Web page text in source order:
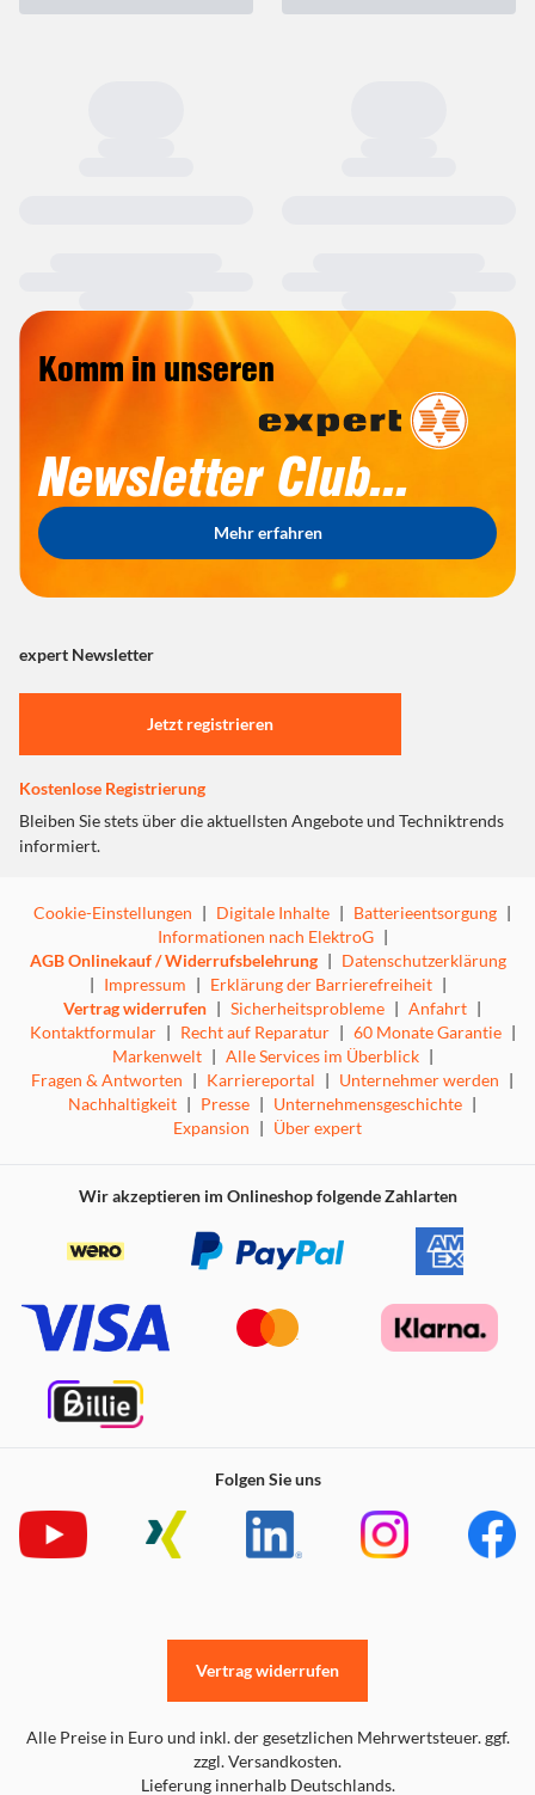
Komm in unseren
Newsletter Club...
Mehr erfahren
expert Newsletter
Jetzt registrieren
Kostenlose Registrierung
Bleiben Sie stets über die aktuellsten Angebote und Techniktrends
informiert.
Cookie-Einstellungen | Digitale Inhalte | Batterieentsorgung |
Informationen nach ElektroG |
AGB Onlinekauf / Widerrufsbelehrung | Datenschutzerklärung
| Impressum | Erklärung der Barrierefreiheit |
Vertrag widerrufen | Sicherheitsprobleme | Anfahrt |
Kontaktformular | Recht auf Reparatur | 60 Monate Garantie |
Markenwelt | Alle Services im Überblick |
Fragen & Antworten | Karriereportal | Unternehmer werden |
Nachhaltigkeit | Presse | Unternehmensgeschichte |
Expansion | Über expert
Wir akzeptieren im Onlineshop folgende Zahlarten
Folgen Sie uns
Alle Preise in Euro und inkl. der gesetzlichen Mehrwertsteuer. ggf.
zzgl. Versandkosten.
Lieferung innerhalb Deutschlands.
Vertrag widerrufen